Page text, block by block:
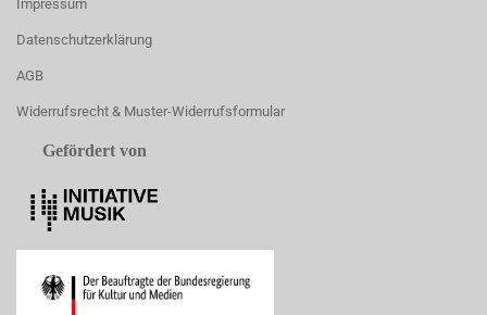
Impressum
Datenschutzerklärung
AGB
Widerrufsrecht & Muster-Widerrufsformular
Gefördert von